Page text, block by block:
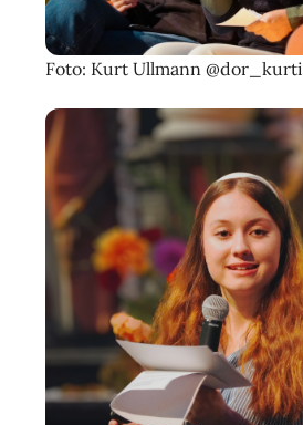
Foto: Kurt Ullmann @dor_kurti